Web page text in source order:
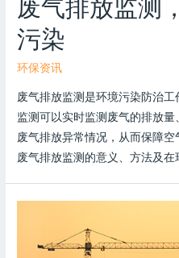
废气排放监测
污染
环保资讯
废气排放监测是环境污染防治
监测可以实时监测废气的排放
废气排放异常情况，从而保障
废气排放监测的意义、方法及